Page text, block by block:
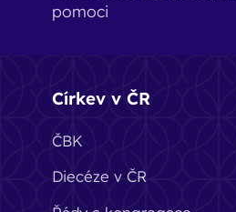
pomoci
Církev v ČR
ČBK
Diecéze v ČR